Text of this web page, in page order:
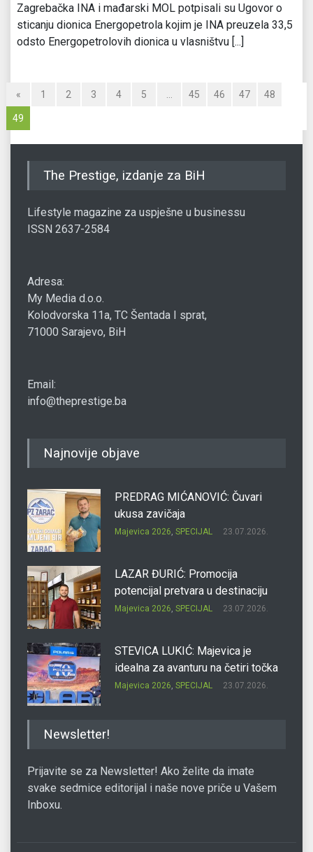
Zagrebačka INA i mađarski MOL potpisali su Ugovor o
sticanju dionica Energopetrola kojim je INA preuzela 33,5
odsto Energopetrolovih dionica u vlasništvu [...]
« 1 2 3 4 5 45 46 47 48
49
The Prestige, izdanje za BiH
Lifestyle magazine za uspješne u businessu
ISSN 2637-2584
Adresa:
My Media d.o.o.
Kolodvorska 11a, TC Šentada I sprat,
71000 Sarajevo, BiH
Email:
info@theprestige.ba
Najnovije objave
PREDRAG MIĆANOVIĆ: Čuvari
ukusa zavičaja
Majevica 2026, SPECIJAL 23.07.2026.
LAZAR ĐURIĆ: Promocija
potencijal pretvara u destinaciju
Majevica 2026, SPECIJAL 23.07.2026.
STEVICA LUKIĆ: Majevica je
idealna za avanturu na četiri točka
Majevica 2026, SPECIJAL 23.07.2026.
Newsletter!
Prijavite se za Newsletter! Ako želite da imate
svake sedmice editorijal i naše nove priče u Vašem
Inboxu.